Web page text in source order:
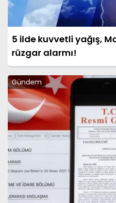
5 ilde kuvvetli yağış,
rüzgar alarmı!
Gündem